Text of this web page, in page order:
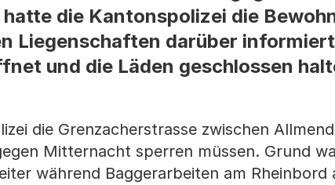
die Kantonspolizei die
Liegenschaften darüber
und die Läden geschlossen
die Grenzacherstrasse zwischen
Mitternacht sperren müssen. Grund
während Baggerarbeiten am Rheinbord